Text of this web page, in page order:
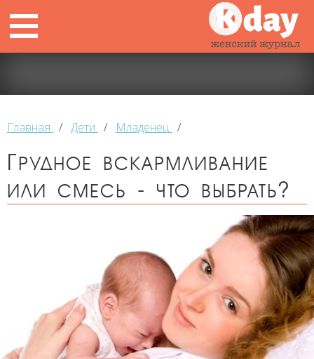
Главная / Дети / Младенец /
Грудное вскармливание
или смесь - что выбрать?